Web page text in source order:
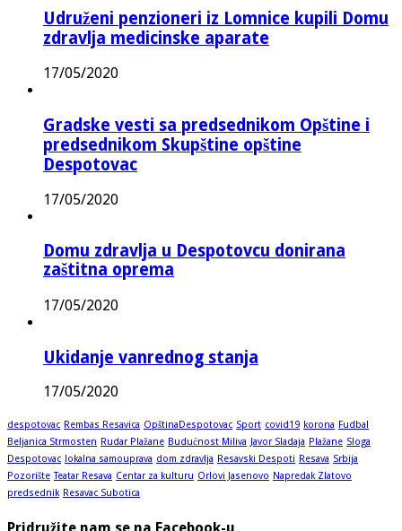
Udruženi penzioneri iz Lomnice kupili Domu
zdravlja medicinske aparate
17/05/2020
Gradske vesti sa predsednikom Opštine i
predsednikom Skupštine opštine
Despotovac
17/05/2020
Domu zdravlja u Despotovcu donirana
zaštitna oprema
17/05/2020
Ukidanje vanrednog stanja
17/05/2020
despotovac Rembas Resavica OpštinaDespotovac Sport covid19 korona Fudbal
Beljanica Strmosten Rudar Plažane Budućnost Miliva Javor Sladaja Plažane Sloga
Despotovac
lokalna samouprava dom zdravlja Resavski Despoti Resava Srbija
Pozorište Teatar Resava Centar za kulturu Orlovi Jasenovo Napredak Zlatovo
predsednik Resavac Subotica